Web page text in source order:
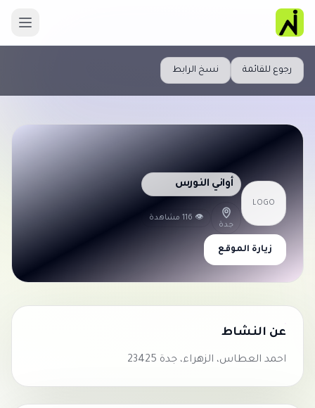
رجوع للقائمة نسخ الرابط
LOGO
أواني النورس
جدة
👁 116 مشاهدة
زيارة الموقع
عن النشاط
احمد العطاس، الزهراء، جدة 23425